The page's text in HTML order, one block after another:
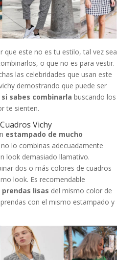
que este no es tu estilo, tal vez sea
o que no es para vestir.
las celebridades que usan este
demostrando que puede ser
sabes combinarla buscando los
te sienten.
Vichy
estampado de mucho
no lo combinas adecuadamente
look demasiado llamativo.
dos o más colores de cuadros
look. Es recomendable
lisas del mismo color de
con el mismo estampado y